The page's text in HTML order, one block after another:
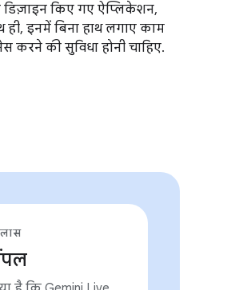
किए गए ऐप्लिकेशन,
ही, इनमें बिना हाथ लगाए काम
की सुविधा होनी चाहिए.